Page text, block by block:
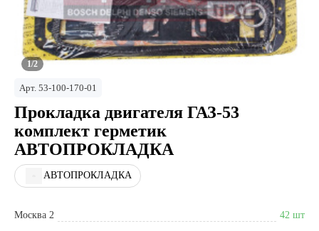
1/2
Арт. 53-100-170-01
Прокладка двигателя ГАЗ-53
комплект герметик
АВТОПРОКЛАДКА
АВТОПРОКЛАДКА
Москва 2 42 шт